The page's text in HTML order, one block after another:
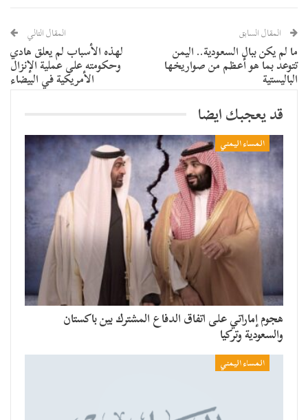
المقال السابق
ما لم يكن ببال السعودية.. اليمن
تتوعد بما هو أعظم من صواريخها
الباليستية
المقال التالي
لهذه الأسباب لم يعلق هادي
وحكومته على عملية الإنزال
الأمريكية في البيضاء
قد يعجبك ايضا
المساء اليمني
هجوم إماراتي على اتفاق الدفاع المشترك بين باكستان
والسعودية وتركيا
المساء اليمني